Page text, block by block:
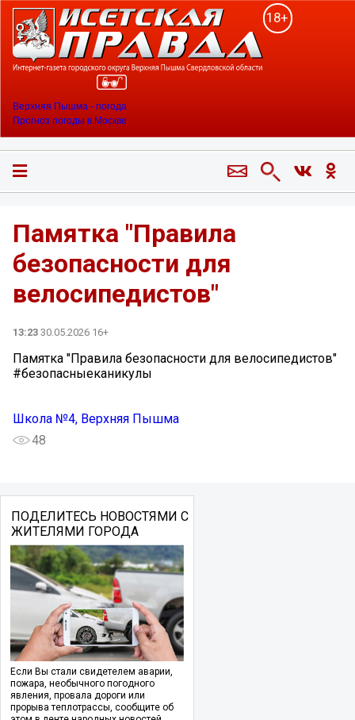
18+
Верхняя Пышма - погода
Прогноз погоды в Москве
Памятка "Правила
безопасности для
велосипедистов"
13:23 30.05.2026 16+
Памятка "Правила безопасности для велосипедистов"
#безопасныеканикулы
Школа №4, Верхняя Пышма
48
ПОДЕЛИТЕСЬ НОВОСТЯМИ С
ЖИТЕЛЯМИ ГОРОДА
Если Вы стали свидетелем аварии,
пожара, необычного погодного
явления, провала дороги или
прорыва теплотрассы, сообщите об